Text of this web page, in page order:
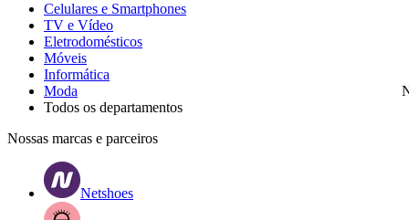
Celulares e Smartphones
TV e Vídeo
Eletrodomésticos
Móveis
Informática
Moda
Todos os departamentos
Nossas marcas e parceiros
Netshoes